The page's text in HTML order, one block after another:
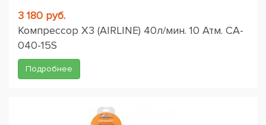
3 180 руб.
Компрессор X3 (AIRLINE) 40л/мин. 10 Атм. CA-
040-15S
Подробнее